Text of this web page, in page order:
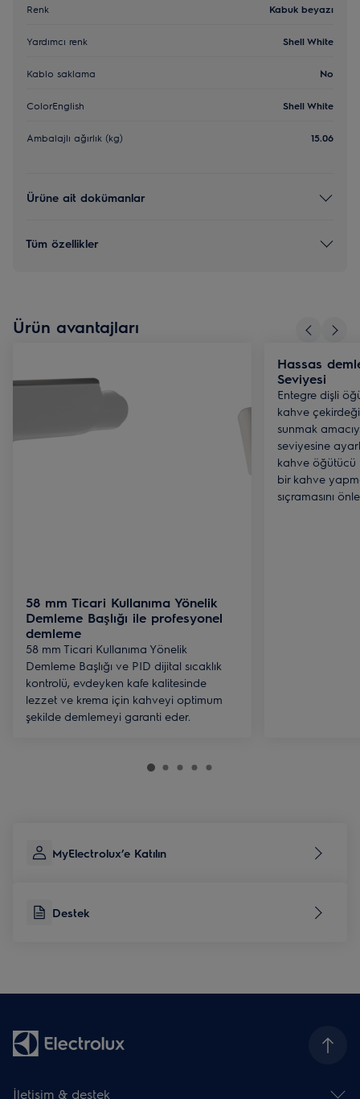
Renk Kabuk beyazı
Yardımcı renk Shell White
Kablo saklama No
ColorEnglish Shell White
Ambalajlı ağırlık (kg) 15.06
Ürüne ait dokümanlar
Tüm özellikler
Ürün avantajları
58 mm Ticari Kullanıma Yönelik
Demleme Başlığı ile profesyonel
demleme
58 mm Ticari Kullanıma Yönelik
Demleme Başlığı ve PID dijital sıcaklık
kontrolü, evdeyken kafe kalitesinde
lezzet ve krema için kahveyi optimum
şekilde demlemeyi garanti eder.
Hassas
Seviyesi
Entegre dişli
kahve
sunmak
seviyesine
kahve öğütücü
bir kahve
sıçramasını
MyElectrolux’e Katılın
Destek
İletişim & destek